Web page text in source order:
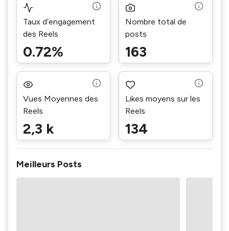
Taux d’engagement
des Reels
0.72%
Nombre total de
posts
163
Vues Moyennes des
Reels
2,3 k
Likes moyens sur les
Reels
134
Meilleurs Posts